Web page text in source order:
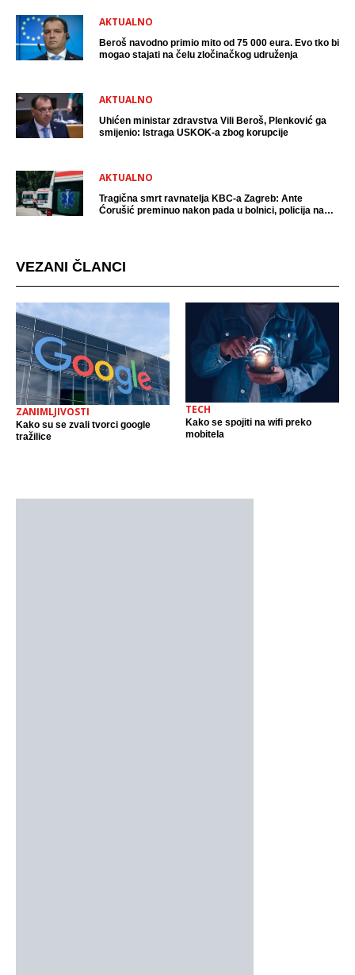
AKTUALNO
Beroš navodno primio mito od 75 000 eura. Evo tko bi
mogao stajati na čelu zločinačkog udruženja
AKTUALNO
Uhićen ministar zdravstva Vili Beroš, Plenković ga
smijenio: Istraga USKOK-a zbog korupcije
AKTUALNO
Tragična smrt ravnatelja KBC-a Zagreb: Ante
Ćorušić preminuo nakon pada u bolnici, policija na
VEZANI ČLANCI
ZANIMLJIVOSTI
Kako su se zvali tvorci google
tražilice
TECH
Kako se spojiti na wifi preko
mobitela